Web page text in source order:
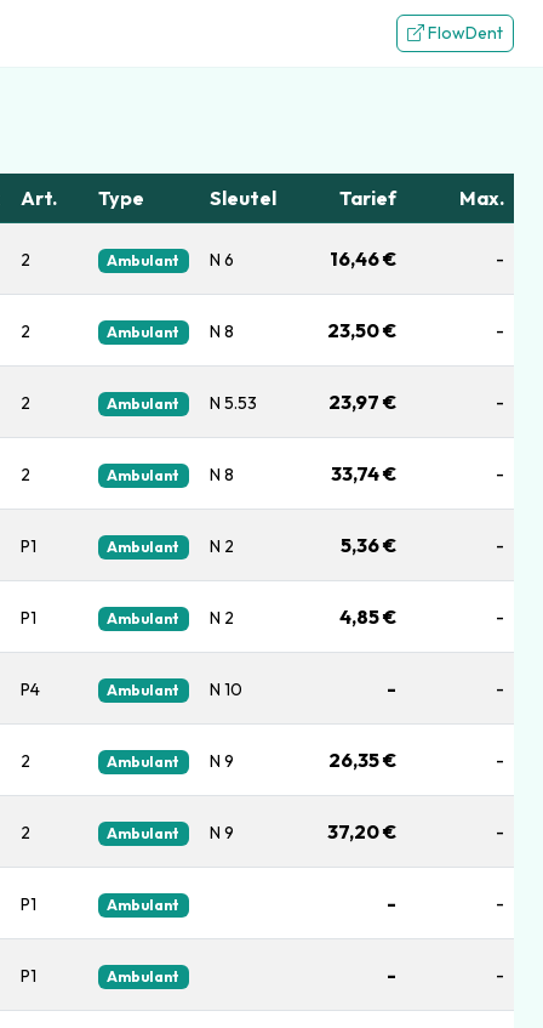
FlowDent
Art. Type Sleutel Tarief Max.
2 Ambulant N 6 16,46 € -
2 Ambulant N 8 23,50 € -
2 Ambulant N 5.53 23,97 € -
2 Ambulant N 8 33,74 € -
P1 Ambulant N 2 5,36 € -
P1 Ambulant N 2 4,85 € -
P4 Ambulant N 10 - -
2 Ambulant N 9 26,35 € -
2 Ambulant N 9 37,20 € -
P1 Ambulant - -
P1 Ambulant - -